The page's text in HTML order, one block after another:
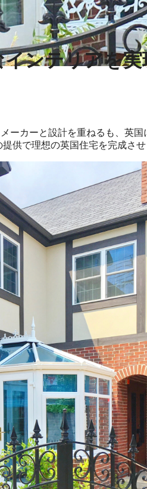
ンテリアを実
ーカーと設計を重ねるも、英
供で理想の英国住宅を完成させ